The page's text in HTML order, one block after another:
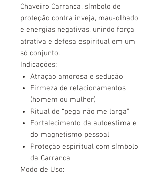
Chaveiro Carranca, símbolo de
proteção contra inveja, mau-olhado
e energias negativas, unindo força
atrativa e defesa espiritual em um
só conjunto.
Indicações:
Atração amorosa e sedução
Firmeza de relacionamentos
(homem ou mulher)
Ritual de “pega não me larga”
Fortalecimento da autoestima e
do magnetismo pessoal
Proteção espiritual com símbolo
da Carranca
Modo de Uso: